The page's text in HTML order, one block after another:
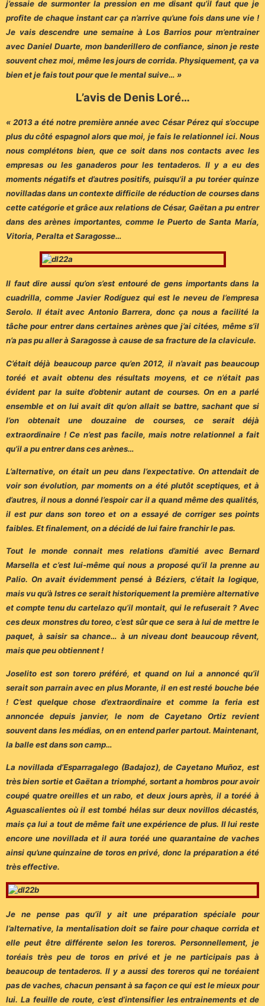
j’essaie de surmonter la pression en me disant qu’il faut que je
profite de chaque instant car ça n’arrive qu’une fois dans une vie !
Je vais descendre une semaine à Los Barrios pour m’entrainer
avec Daniel Duarte, mon banderillero de confiance, sinon je reste
souvent chez moi, même les jours de corrida. Physiquement, ça va
bien et je fais tout pour que le mental suive… »
L’avis de Denis Loré…
« 2013 a été notre première année avec César Pérez qui s’occupe
plus du côté espagnol alors que moi, je fais le relationnel ici. Nous
nous complétons bien, que ce soit dans nos contacts avec les
empresas ou les ganaderos pour les tentaderos. Il y a eu des
moments négatifs et d’autres positifs, puisqu’il a pu toréer quinze
novilladas dans un contexte difficile de réduction de courses dans
cette catégorie et grâce aux relations de César, Gaëtan a pu entrer
dans des arènes importantes, comme le Puerto de Santa María,
Vitoria, Peralta et Saragosse…
Il faut dire aussi qu’on s’est entouré de gens importants dans la
cuadrilla, comme Javier Rodíguez qui est le neveu de l’empresa
Serolo. Il était avec Antonio Barrera, donc ça nous a facilité la
tâche pour entrer dans certaines arènes que j’ai citées, même s’il
n’a pas pu aller à Saragosse à cause de sa fracture de la clavicule.
C’était déjà beaucoup parce qu’en 2012, il n’avait pas beaucoup
toréé et avait obtenu des résultats moyens, et ce n’était pas
évident par la suite d’obtenir autant de courses. On en a parlé
ensemble et on lui avait dit qu’on allait se battre, sachant que si
l’on obtenait une douzaine de courses, ce serait déjà
extraordinaire ! Ce n’est pas facile, mais notre relationnel a fait
qu’il a pu entrer dans ces arènes…
L’alternative, on était un peu dans l’expectative. On attendait de
voir son évolution, par moments on a été plutôt sceptiques, et à
d’autres, il nous a donné l’espoir car il a quand même des qualités,
il est pur dans son toreo et on a essayé de corriger ses points
faibles. Et finalement, on a décidé de lui faire franchir le pas.
Tout le monde connait mes relations d’amitié avec Bernard
Marsella et c’est lui-même qui nous a proposé qu’il la prenne au
Palio. On avait évidemment pensé à Béziers, c’était la logique,
mais vu qu’à Istres ce serait historiquement la première alternative
et compte tenu du cartelazo qu’il montait, qui le refuserait ? Avec
ces deux monstres du toreo, c’est sûr que ce sera à lui de mettre le
paquet, à saisir sa chance… à un niveau dont beaucoup rêvent,
mais que peu obtiennent !
Joselito est son torero préféré, et quand on lui a annoncé qu’il
serait son parrain avec en plus Morante, il en est resté bouche bée
! C’est quelque chose d’extraordinaire et comme la feria est
annoncée depuis janvier, le nom de Cayetano Ortiz revient
souvent dans les médias, on en entend parler partout. Maintenant,
la balle est dans son camp…
La novillada d’Esparragalego (Badajoz), de Cayetano Muñoz, est
très bien sortie et Gaëtan a triomphé, sortant a hombros pour avoir
coupé quatre oreilles et un rabo, et deux jours après, il a toréé à
Aguascalientes où il est tombé hélas sur deux novillos décastés,
mais ça lui a tout de même fait une expérience de plus. Il lui reste
encore une novillada et il aura toréé une quarantaine de vaches
ainsi qu’une quinzaine de toros en privé, donc la préparation a été
très effective.
Je ne pense pas qu’il y ait une préparation spéciale pour
l’alternative, la mentalisation doit se faire pour chaque corrida et
elle peut être différente selon les toreros. Personnellement, je
toréais très peu de toros en privé et je ne participais pas à
beaucoup de tentaderos. Il y a aussi des toreros qui ne toréaient
pas de vaches, chacun pensant à sa façon ce qui est le mieux pour
lui. La feuille de route, c’est d’intensifier les entrainements et de